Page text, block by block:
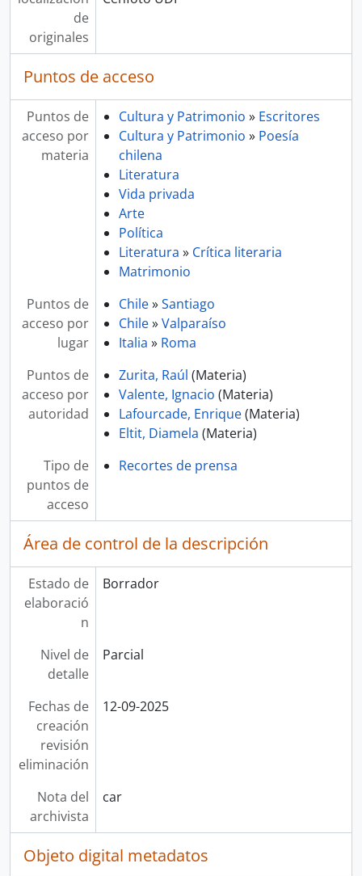
de
originales
Puntos de acceso
Puntos de
acceso por
materia
Cultura y Patrimonio » Escritores
Cultura y Patrimonio » Poesía
chilena
Literatura
Vida privada
Arte
Política
Literatura » Crítica literaria
Matrimonio
Puntos de
acceso por
lugar
Chile»Santiago
Chile»Valparaíso
Italia » Roma
Puntos de
acceso por
autoridad
Zurita, Raúl (Materia)
Valente, Ignacio (Materia)
Lafourcade, Enrique(Materia)
Eltit, Diamela (Materia)
Tipo de
puntos de
acceso
Recortes de prensa
Área de control de la descripción
Estado de
elaboració
n
Borrador
Nivel de
detalle
Parcial
Fechas de
creación
revisión
eliminación
12-09-2025
Nota del
archivista
car
Objeto digital metadatos